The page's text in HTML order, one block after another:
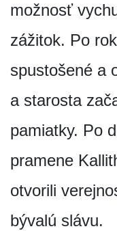
možnosť
zážitok. Po
spustošené a
a starosta
pamiatky. Po
pramene
otvorili
bývalú slávu.